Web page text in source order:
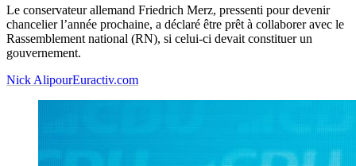
Le conservateur allemand Friedrich Merz, pressenti pour devenir
chancelier l’année prochaine, a déclaré être prêt à collaborer avec le
Rassemblement national (RN), si celui-ci devait constituer un
gouvernement.
Nick AlipourEuractiv.com